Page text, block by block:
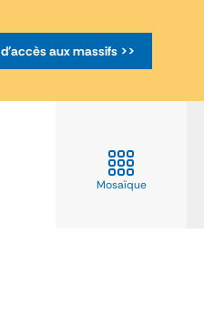
aux massifs >>
Mosaïque